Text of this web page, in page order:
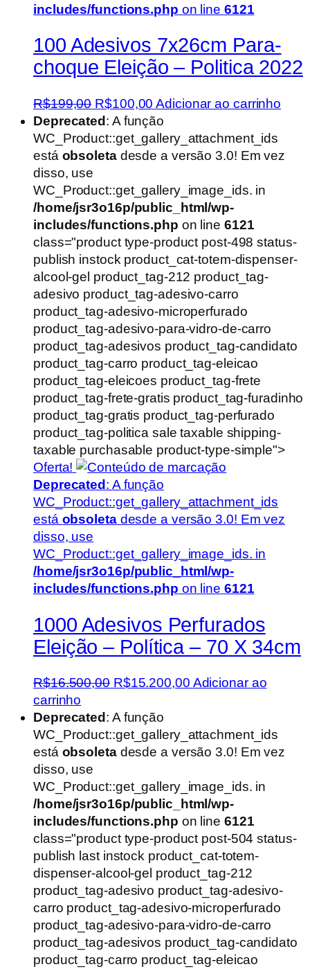
includes/functions.php on line 6121
100 Adesivos 7x26cm Para-
choque Eleição – Politica 2022
R$199,00 O
preço
original
era:
R$100,00 O
preço
atual
é:
Adicionar ao carrinho
Deprecated : A função
WC_Product::get_gallery_attachment_ids
está obsoletadesde a versão 3.0! Em vez
disso, use
WC_Product::get_gallery_image_ids. in
/home/jsr3o16p/public_html/wp-
includes/functions.php on line 6121
class="product type-product post-498 status-
publish instock product_cat-totem-dispenser-
alcool-gel product_tag-212 product_tag-
adesivo product_tag-adesivo-carro
product_tag-adesivo-microperfurado
product_tag-adesivo-para-vidro-de-carro
product_tag-adesivos product_tag-candidato
product_tag-carro product_tag-eleicao
product_tag-eleicoes product_tag-frete
product_tag-frete-gratis product_tag-furadinho
product_tag-gratis product_tag-perfurado
product_tag-politica sale taxable shipping-
taxable purchasable product-type-simple">
Oferta!
Deprecated : A função
WC_Product::get_gallery_attachment_ids
está obsoletadesde a versão 3.0! Em vez
disso, use
WC_Product::get_gallery_image_ids. in
/home/jsr3o16p/public_html/wp-
includes/functions.php on line 6121
1000 Adesivos Perfurados
Eleição – Política – 70 X 34cm
R$16.500,00 O
original
era:
R$16.500,00.
R$15.200,00O
é:
R$15.200,00.
Adicionar ao
carrinho
Deprecated : A função
WC_Product::get_gallery_attachment_ids
está obsoletadesde a versão 3.0! Em vez
disso, use
WC_Product::get_gallery_image_ids. in
/home/jsr3o16p/public_html/wp-
includes/functions.php on line 6121
class="product type-product post-504 status-
publish last instock product_cat-totem-
dispenser-alcool-gel product_tag-212
product_tag-adesivo product_tag-adesivo-
carro product_tag-adesivo-microperfurado
product_tag-adesivo-para-vidro-de-carro
product_tag-adesivos product_tag-candidato
product_tag-carro product_tag-eleicao